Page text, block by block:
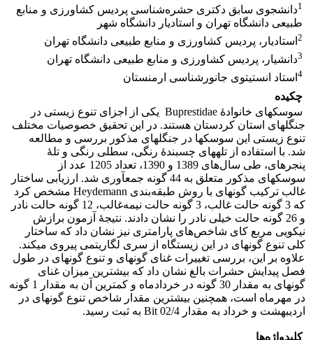
1دانشجوی سابق دکتری حشره‌شناسی پردیس کشاورزی و منابع
طبیعی دانشگاه تهران و استادیار دانشگاه شهر
2 استادیار، پردیس کشاورزی و منابع طبیعی دانشگاه تهران
3دانشیار، پردیس کشاورزی و منابع طبیعی دانشگاه تهران
4 استاد انستیتوی جانورشناسی ارمنستان
چکیده
سوسک‏های خانوادۀ Buprestidae یکی از اجزای تنوع زیستی در
جنگل‏های استان کردستان هستند. در این تحقیق خصوصیات مختلف
تنوع زیستی این سوسک‏ها در جنگل‏های مذکور بررسی و مطالعه
شد. با استفاده از تله‏های چسبندۀ رنگی، سطلی رنگی و تلۀ
پنجره‏ای، طی سال‌های 1389 و 1390، تعداد 1205 عدد از
سوسک‏های مذکور متعلق به 44 گونه جمع‏آوری شد. ارزیابی ساختار
غالب ترکیب گونه‏ای با روش طبقه‌بندی Heydemann مشخص کرد
که 3 گونه حالت غالب، 3 گونه حالت نیمه‌غالب، 12 گونه حالت نادر
و 26 گونه حالت خیلی نادر را نشان دادند. نتیجۀ آزمون برازش
نیکویی مربع کای شاخص‌های پارامتری نیز نشان داد که ساختار
کلی تنوع گونه‏ای در این زیستگاه از سری لگاریتمی پیروی می‏کند.
علاوه بر این، بررسی تغییرات غنای گونه‏ای و تنوع گونه‏ای در طول
فصل پیدایش حشرات بالغ نشان داد که بیشترین میزان غنای
گونه‏ای به مقدار 30 گونه در خردادماه و کمترین آن به مقدار 1 گونه
در مهرماه است، همچنین بیشترین مقدار شاخص تنوع گونه‏ای در
اردیبهشت و خرداد به مقدار Bit 02/4 به ثبت رسید.
کلیدواژه‌ها